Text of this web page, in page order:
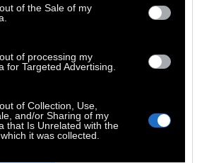
of the Sale of my
of processing my
for Targeted Advertising.
of Collection, Use,
and/or Sharing of my
that Is Unrelated with the
it was collected.